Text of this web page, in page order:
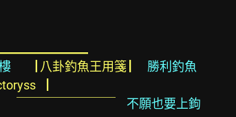
  ▕ 八卦釣魚王用箋 ▏
勝利釣魚
▏
不願也要上鉤